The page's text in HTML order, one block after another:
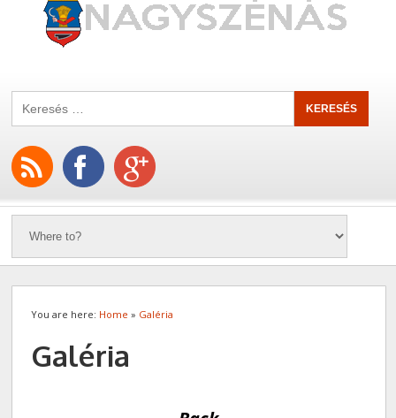
You are here: Home » Galéria
Galéria